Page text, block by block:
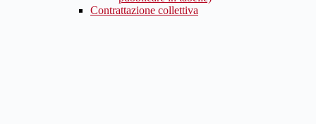
Contrattazione collettiva